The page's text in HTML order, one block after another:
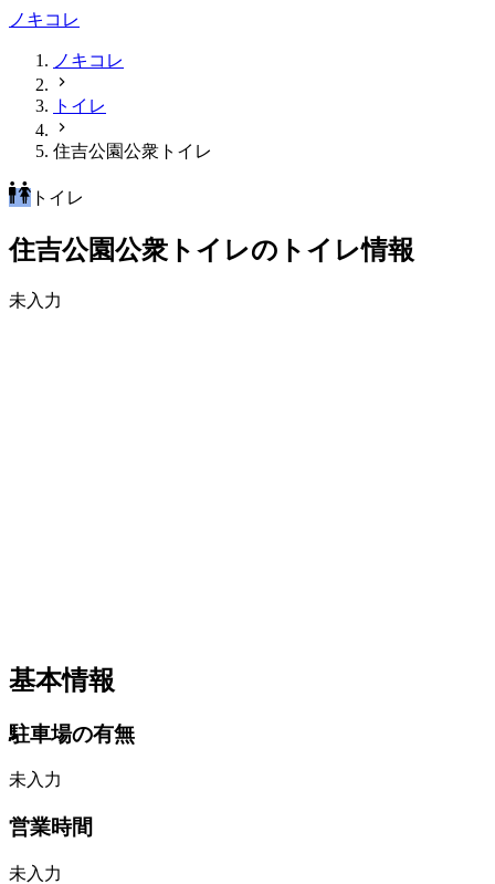
ノキコレ
ノキコレ
トイレ
住吉公園公衆トイレ
トイレ
住吉公園公衆トイレのトイレ情報
未入力
基本情報
駐車場の有無
未入力
営業時間
未入力